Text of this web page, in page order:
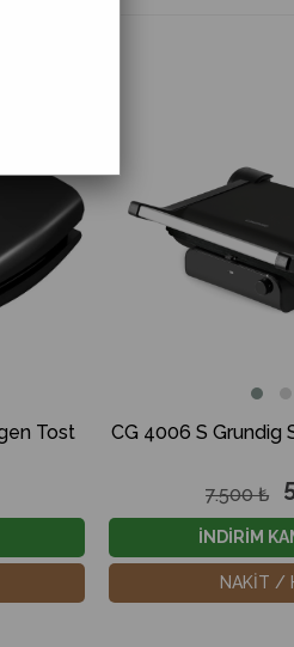
%17
Tost
CG 4006 S Grundig
7.500 ₺
İNDİRİM
NAKİT /